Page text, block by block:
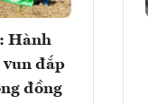
Hành
đắp
đồng